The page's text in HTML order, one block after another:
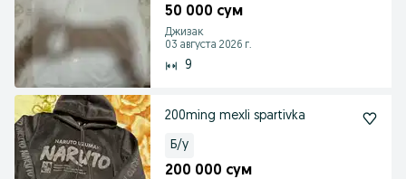
50 000 сум
Джизак
03 августа 2026 г.
9
200ming mexli spartivka
Б/у
200 000 сум